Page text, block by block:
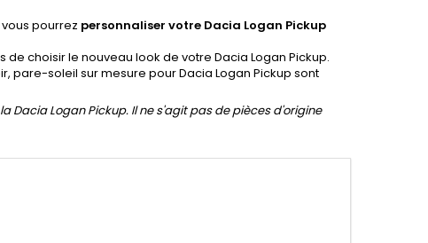
pourrez personnaliser votre Dacia Logan Pickup
de choisir le nouveau look de votre Dacia Logan Pickup.
pare-soleil sur mesure pour Dacia Logan Pickup sont
Dacia Logan Pickup. Il ne s'agit pas de pièces d'origine